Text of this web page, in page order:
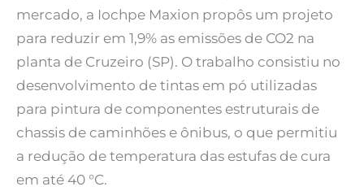
mercado, a Iochpe Maxion propôs um projeto
para reduzir em 1,9% as emissões de CO2 na
planta de Cruzeiro (SP). O trabalho consistiu no
desenvolvimento de tintas em pó utilizadas
para pintura de componentes estruturais de
chassis de caminhões e ônibus, o que permitiu
a redução de temperatura das estufas de cura
em até 40 °C.